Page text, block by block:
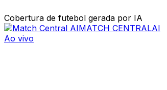
Cobertura de futebol gerada por IA
MATCH CENTRALAI
Ao vivo